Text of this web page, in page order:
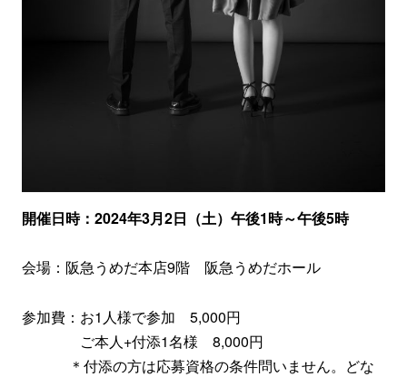
開催日時：2024年3月2日（土）午後1時～午後5時
会場：阪急うめだ本店9階 阪急うめだホール
参加費：お1人様で参加 5,000円
ご本人+付添1名様 8,000円
＊付添の方は応募資格の条件問いません。どな